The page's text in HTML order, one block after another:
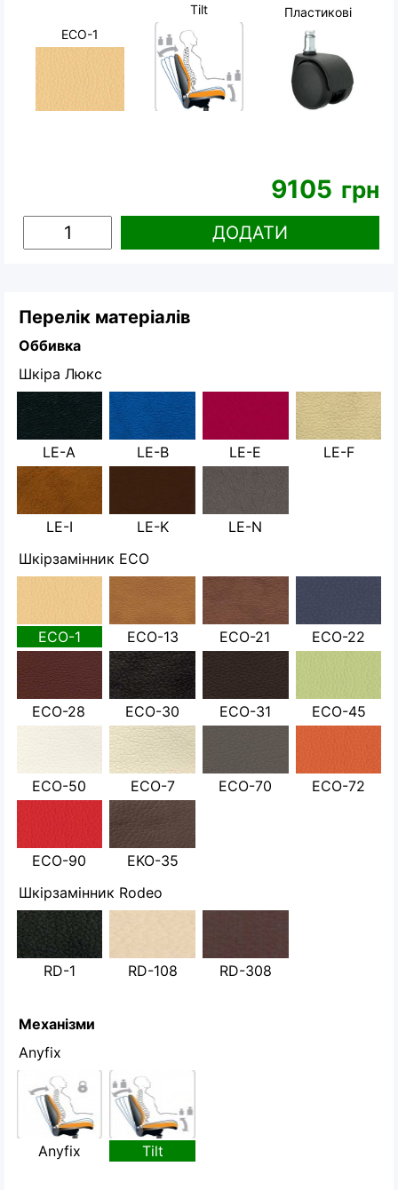
ECO-1
Tilt
Пластикові
9105 грн
ДОДАТИ
Перелік матеріалів
Оббивка
Шкіра Люкс
LE-A LE-B LE-E LE-F
LE-I LE-K
LE-N
Шкірзамінник ECO
ECO-1 ECO-13 ECO-21 ECO-22
ECO-28 ECO-30 ECO-31 ECO-45
ECO-50 ECO-7 ECO-70 ECO-72
ECO-90
EKO-35
Шкірзамінник Rodeo
RD-1 RD-108 RD-308
Механізми
Anyfix
Anyfix Tilt